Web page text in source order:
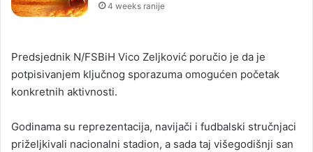
4 weeks ranije
Predsjednik N/FSBiH Vico Zeljković poručio je da je
potpisivanjem ključnog sporazuma omogućen početak
konkretnih aktivnosti.
Godinama su reprezentacija, navijači i fudbalski stručnjaci
priželjkivali nacionalni stadion, a sada taj višegodišnji san